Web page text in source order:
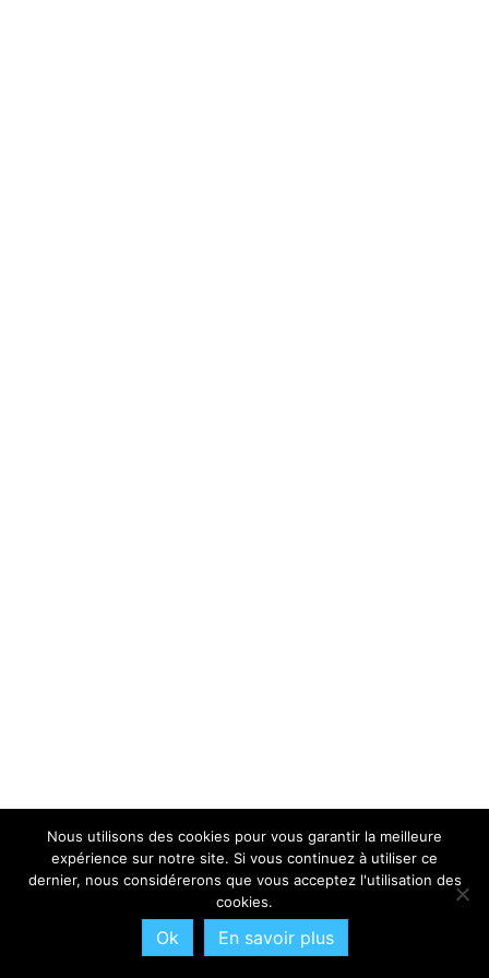
Nous utilisons des cookies pour vous garantir la meilleure
expérience sur notre site. Si vous continuez à utiliser ce
dernier, nous considérerons que vous acceptez l'utilisation des
cookies.
Ok En savoir plus